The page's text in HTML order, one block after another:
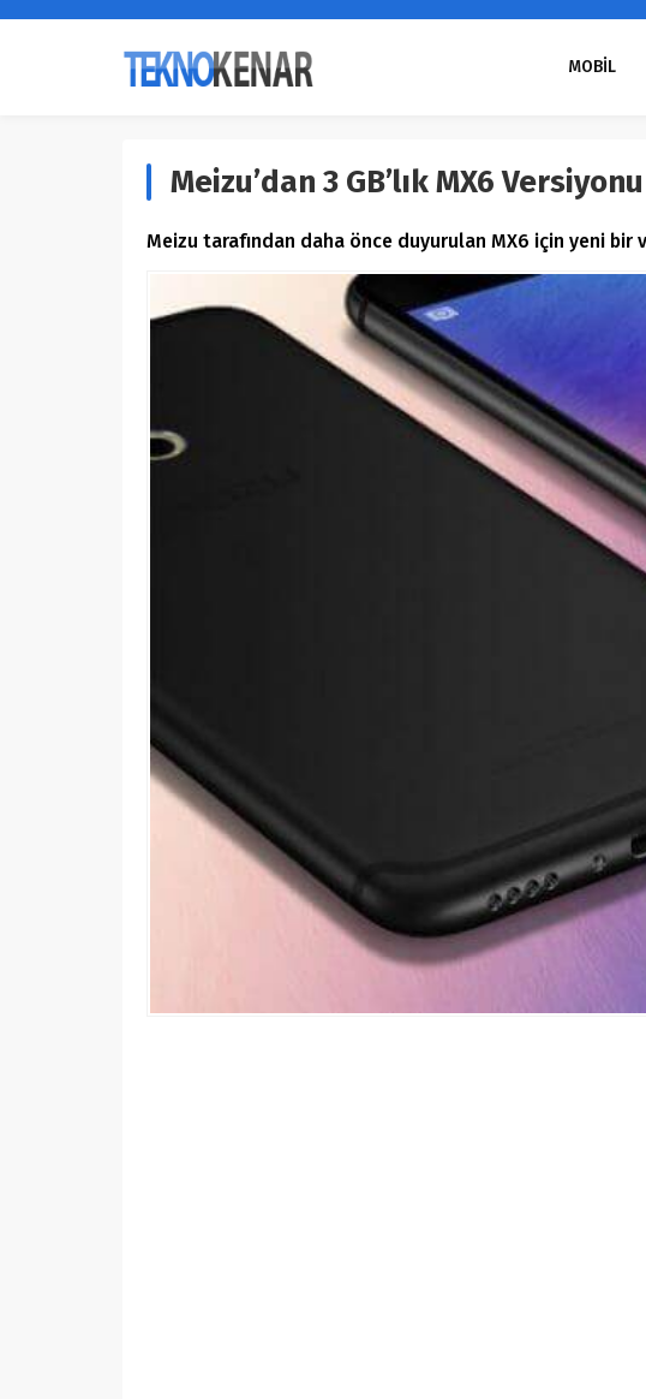
MOBİL
Meizu’dan 3 GB’lık MX6
Meizu tarafından daha önce duyurulan MX6 için yeni